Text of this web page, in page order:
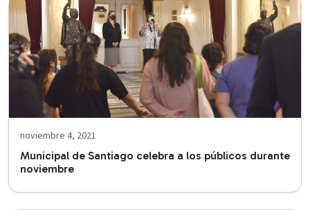
noviembre 4, 2021
Municipal de Santiago celebra a los públicos durante
noviembre